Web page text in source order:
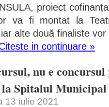
proiect
va fi montat la
alte două finaliste
in continuare »
nu e
Spitalul
13 iulie 2021